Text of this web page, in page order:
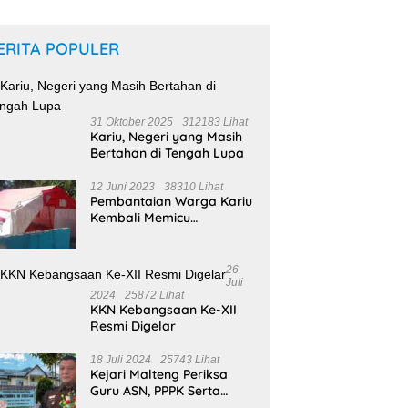
POPULER
31 Oktober 2025 312183 Lihat
Kariu, Negeri yang Masih
Bertahan di Tengah Lupa
12 Juni 2023 38310 Lihat
Pembantaian Warga Kariu
Kembali Memicu
26
Juli
2024
25872 Lihat
KKN Kebangsaan Ke-XII
Resmi Digelar
18 Juli 2024 25743 Lihat
Kejari Malteng Periksa
Guru ASN, PPPK Serta